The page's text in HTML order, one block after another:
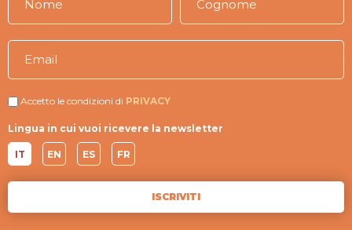
Accetto le condizioni di PRIVACY
Lingua in cui vuoi ricevere la newsletter
IT EN ES FR
ISCRIVITI